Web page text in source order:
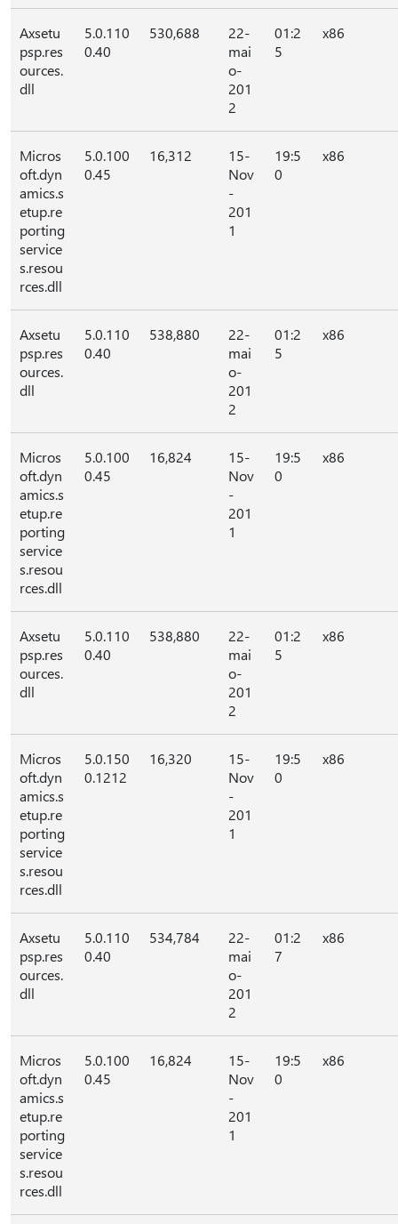
Axsetu
psp.res
ources.
dll
5.0.110
0.40
530,688
22-
mai
o-
201
2
01:2
5
x86
Micros
oft.dyn
amics.s
etup.re
porting
service
s.resou
rces.dll
5.0.100
0.45
16,312
15-
Nov
-
201
1
19:5
0
x86
Axsetu
psp.res
ources.
dll
5.0.110
0.40
538,880
22-
mai
o-
201
2
01:2
5
x86
Micros
oft.dyn
amics.s
etup.re
porting
service
s.resou
rces.dll
5.0.100
0.45
16,824
15-
Nov
-
201
1
19:5
0
x86
Axsetu
psp.res
ources.
dll
5.0.110
0.40
538,880
22-
mai
o-
201
2
01:2
5
x86
Micros
oft.dyn
amics.s
etup.re
porting
service
s.resou
rces.dll
5.0.150
0.1212
16,320
15-
Nov
-
201
1
19:5
0
x86
Axsetu
psp.res
ources.
dll
5.0.110
0.40
534,784
22-
mai
o-
201
2
01:2
7
x86
Micros
oft.dyn
amics.s
etup.re
porting
service
s.resou
rces.dll
5.0.100
0.45
16,824
15-
Nov
-
201
1
19:5
0
x86